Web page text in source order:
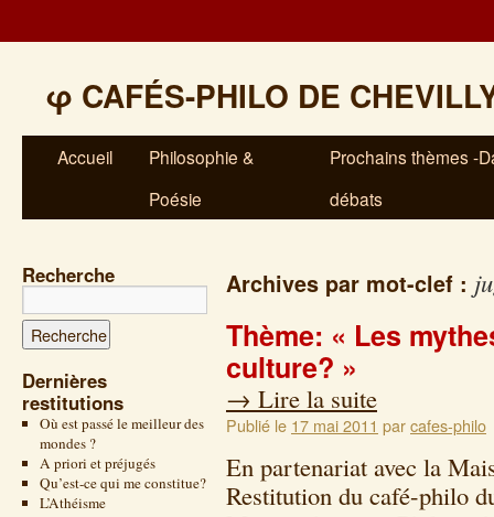
φ CAFÉS-PHILO DE
Accueil
Philosophie &
Poésie
Prochains thèmes -
débats
Recherche
Dernières
restitutions
Où est passé le meilleur des
mondes ?
A priori et préjugés
Qu’est-ce qui me constitue?
L’Athéisme
Archives par mot-clef :
Thème: « Les
culture? »
→ Lire la suite
Publié le 17 mai 2011 parcafes-philo
En partenariat avec la
Restitution du café-philo